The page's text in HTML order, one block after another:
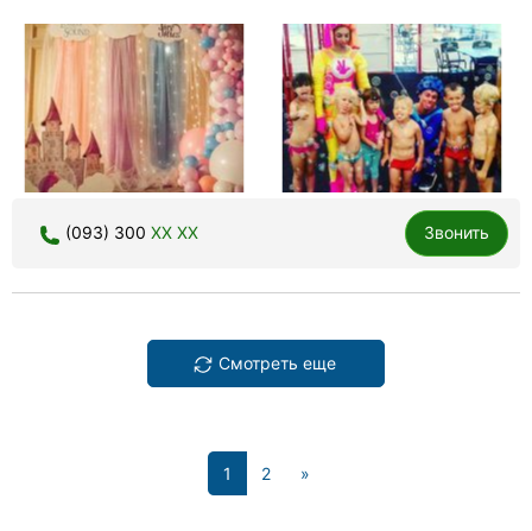
(093) 300 XX XX Звонить
Смотреть еще
1 (current)
2 »